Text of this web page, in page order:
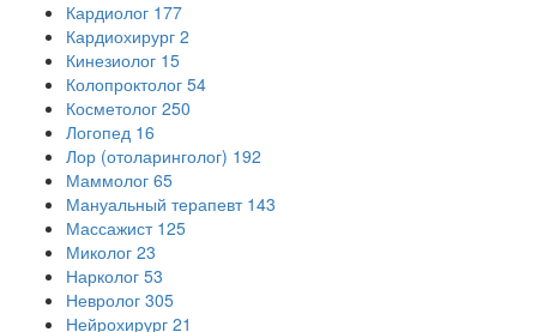
Кардиолог 177
Кардиохирург 2
Кинезиолог 15
Колопроктолог 54
Косметолог 250
Логопед 16
Лор (отоларинголог) 192
Маммолог 65
Мануальный терапевт 143
Массажист 125
Миколог 23
Нарколог 53
Невролог 305
Нейрохирург 21